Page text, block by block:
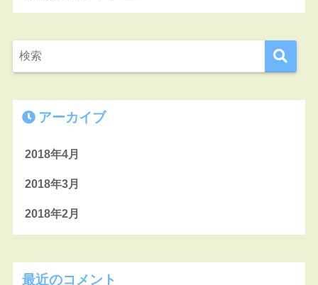
アーカイブ
2018年4月
2018年3月
2018年2月
最近のコメント